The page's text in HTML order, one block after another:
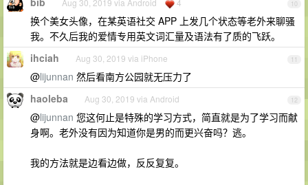
10
Aug 30, 2019 via Android 4
换个美女头像，在某英语社交 APP 上发几个状态等老外来聊骚
我。不久后我的爱情专用英文词汇量及语法有了质的飞跃。
11
ihciah Aug 30, 2019 via iPhone
@lijunnan 然后看南方公园就无压力了
12
haoleba Aug 30, 2019 via Android
@lijunnan 您这何止是特殊的学习方式，简直就是为了学习而献
身啊。老外没有因为知道你是男的而更兴奋吗？逃。
我的方法就是边看边做，反反复复。